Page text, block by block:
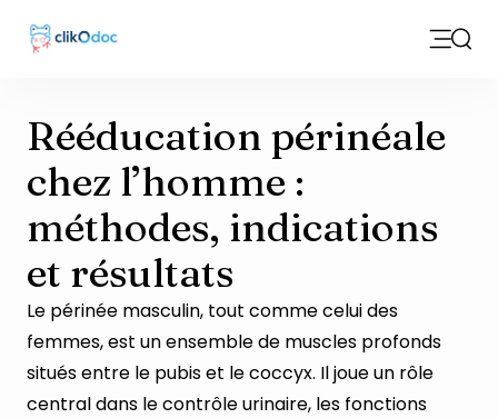
Rééducation périnéale
chez l’homme :
méthodes, indications
et résultats
Le périnée masculin, tout comme celui des
femmes, est un ensemble de muscles profonds
situés entre le pubis et le coccyx. Il joue un rôle
central dans le contrôle urinaire, les fonctions